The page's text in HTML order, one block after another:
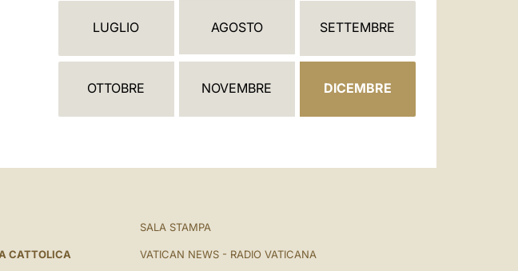
N
A
O
LUGLIO AGOSTO SETTEMBRE
OTTOBRE NOVEMBRE DICEMBRE
CATTOLICA
SALA STAMPA
VATICAN NEWS - RADIO VATICANA